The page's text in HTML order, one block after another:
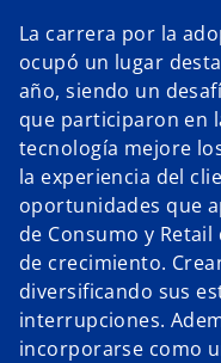
La carrera por la
ocupó un lugar
año, siendo un
que participaron en
tecnología mejore
la experiencia del
oportunidades que
de Consumo y
de crecimiento.
diversificando sus
interrupciones.
incorporarse como